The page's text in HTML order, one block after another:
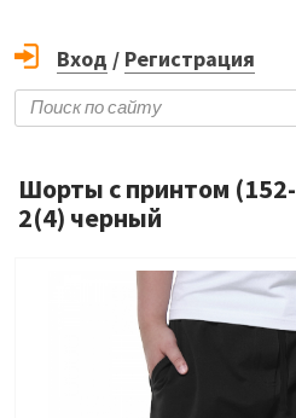
Вход / Регистрация
Шорты с принтом
2(4) черный